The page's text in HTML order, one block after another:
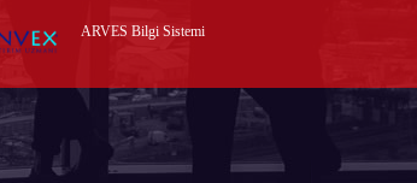
ARVES Bilgi Sistemi